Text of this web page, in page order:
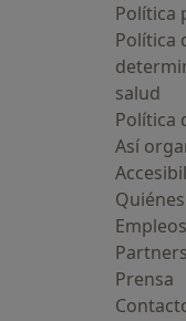
Política
Política
salud
Política
Así
Empleos
Partners
Prensa